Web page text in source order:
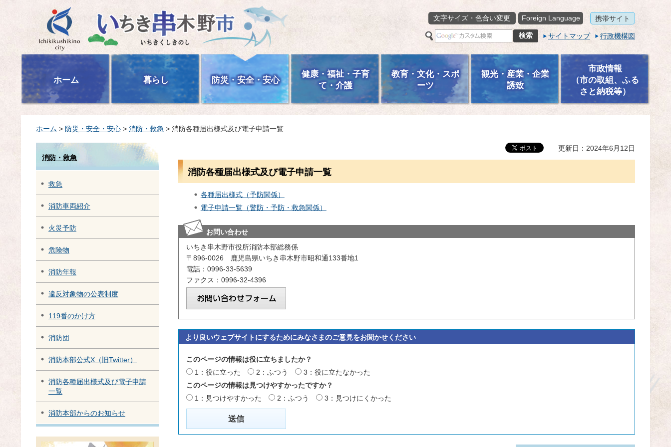
いちき串木野市
文字サイズ・色合い変更
Foreign Language 携帯サイト
サイトマップ 行政機構図
ホーム 暮らし 防災・安全・安心
健康・福祉・子育
て・介護
教育・文化・スポ
ーツ
観光・産業・企業
誘致
市政情報
（市の取組、ふる
さと納税等）
ホーム > 防災・安全・安心 > 消防・救急 > 消防各種届出様式及び電子申請一覧
消防・救急
救急
消防車両紹介
火災予防
危険物
消防年報
違反対象物の公表制度
119番のかけ方
消防団
消防本部公式X（旧Twitter）
消防各種届出様式及び電子申請
一覧
消防本部からのお知らせ
更新日：2024年6月12日
消防各種届出様式及び電子申請一覧
各種届出様式（予防関係）
電子申請一覧（警防・予防・救急関係）
お問い合わせ
いちき串木野市役所消防本部総務係
〒896-0026 鹿児島県いちき串木野市昭和通133番地1
電話：0996-33-5639
ファクス：0996-32-4396
より良いウェブサイトにするためにみなさまのご意見をお聞かせください
このページの情報は役に立ちましたか？
1：役に立った
2：ふつう
3：役に立たなかった
このページの情報は見つけやすかったですか？
1：見つけやすかった
2：ふつう 3：見つけにくかった